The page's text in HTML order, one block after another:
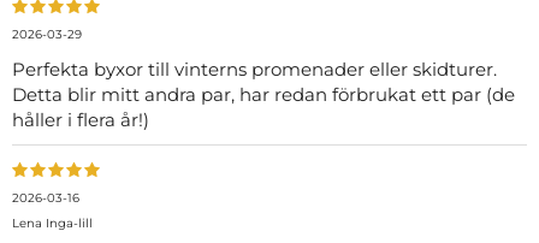
2026-03-29
Perfekta byxor till vinterns promenader eller skidturer.
Detta blir mitt andra par, har redan förbrukat ett par (de
håller i flera år!)
2026-03-16
Lena Inga-lill